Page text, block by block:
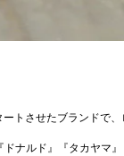
トさせたブランドで
ナルド』『タカヤマ